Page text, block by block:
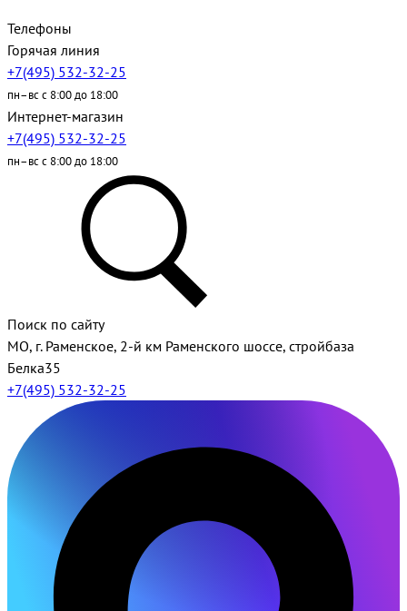
Телефоны
Горячая линия
+7(495) 532-32-25
пн–вс с 8:00 до 18:00
Интернет-магазин
+7(495) 532-32-25
пн–вс с 8:00 до 18:00
Поиск по сайту
МО, г. Раменское, 2-й км Раменского шоссе, стройбаза
Белка35
+7(495) 532-32-25